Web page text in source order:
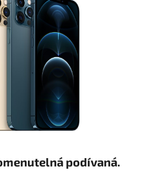
podívaná.